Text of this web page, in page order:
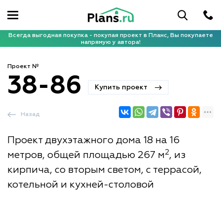
Всегда выгодная покупка - покупая проект в Планс, Вы покупаете
напрямую у автора!
Проект №
38-86 Купить проект
Проект двухэтажного дома 18 на 16
метров, общей площадью 267 м2, из
кирпича, со вторым светом, с террасой,
котельной и кухней-столовой
Назад